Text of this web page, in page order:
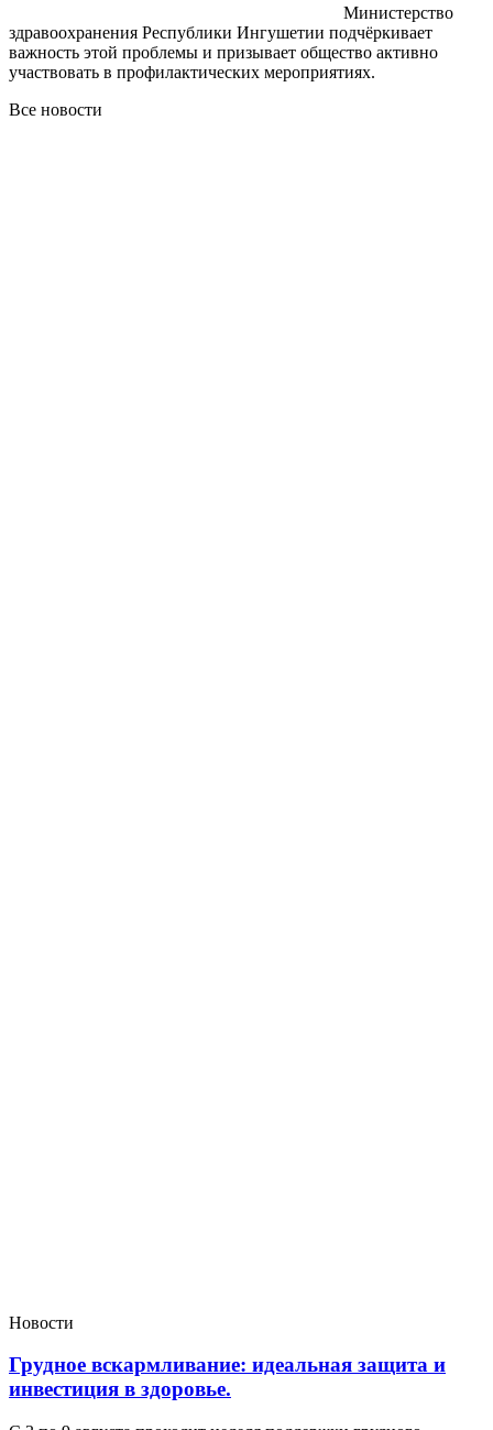
Министерство
здравоохранения Республики Ингушетии подчёркивает
важность этой проблемы и призывает общество активно
участвовать в профилактических мероприятиях.
Все новости
Новости
Грудное вскармливание: идеальная защита и
инвестиция в здоровье.